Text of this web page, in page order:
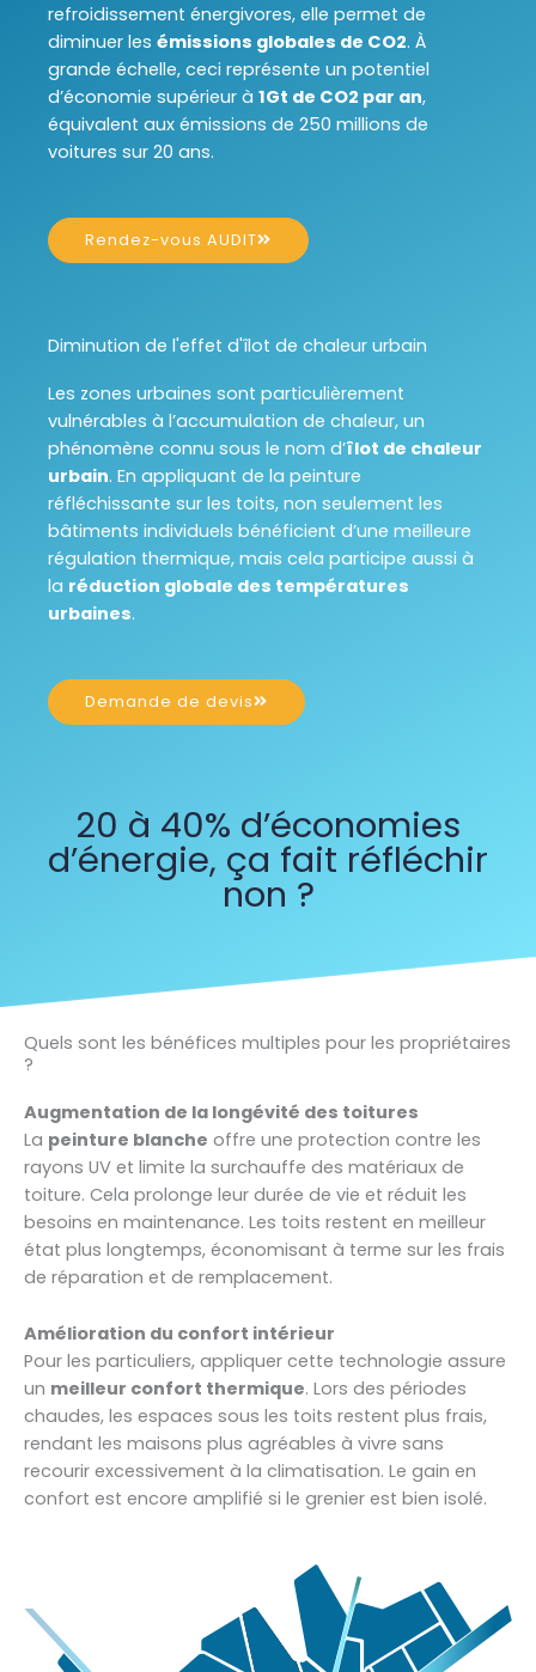
refroidissement énergivores, elle permet de
diminuer les émissions globales de CO2. À
grande échelle, ceci représente un potentiel
d’économie supérieur à 1Gt de CO2 par an,
équivalent aux émissions de 250 millions de
voitures sur 20 ans.
Rendez-vous AUDIT
Diminution de l'effet d'îlot de chaleur urbain
Les zones urbaines sont particulièrement
vulnérables à l’accumulation de chaleur, un
phénomène connu sous le nom d’îlot de chaleur
urbain. En appliquant de la peinture
réfléchissante sur les toits, non seulement les
bâtiments individuels bénéficient d’une meilleure
régulation thermique, mais cela participe aussi à
la réduction globale des températures
urbaines.
Demande de devis
20 à 40% d’économies
d’énergie, ça fait réfléchir
non ?
Quels sont les bénéfices multiples pour les propriétaires
?
Augmentation de la longévité des toitures
La peinture blanche offre une protection contre les
rayons UV et limite la surchauffe des matériaux de
toiture. Cela prolonge leur durée de vie et réduit les
besoins en maintenance. Les toits restent en meilleur
état plus longtemps, économisant à terme sur les frais
de réparation et de remplacement.
Amélioration du confort intérieur
Pour les particuliers, appliquer cette technologie assure
un meilleur confort thermique. Lors des périodes
chaudes, les espaces sous les toits restent plus frais,
rendant les maisons plus agréables à vivre sans
recourir excessivement à la climatisation. Le gain en
confort est encore amplifié si le grenier est bien isolé.